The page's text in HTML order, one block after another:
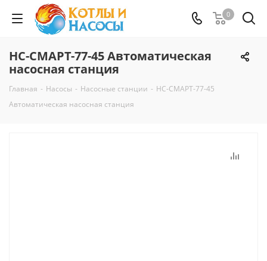
0
НС-СМАРТ-77-45 Автоматическая
насосная станция
Главная - Насосы - Насосные станции - НС-СМАРТ-77-45
Автоматическая насосная станция